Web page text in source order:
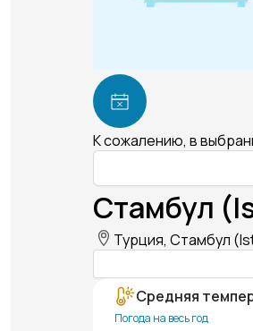
К сожалению, в
Стамбул
Турция, Стамбул
Средняя
Погода на весь год